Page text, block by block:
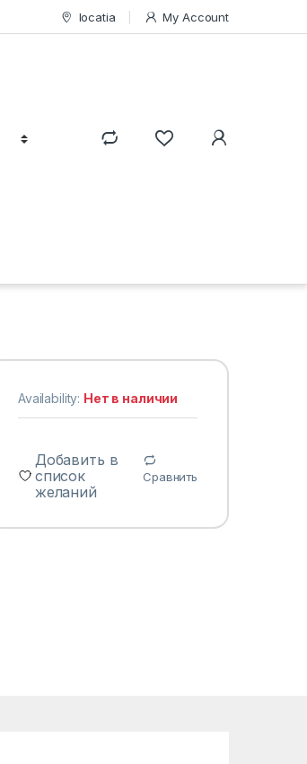
locatia My Account
Availability: Нет в наличии
Добавить в
список
желаний
Сравнить